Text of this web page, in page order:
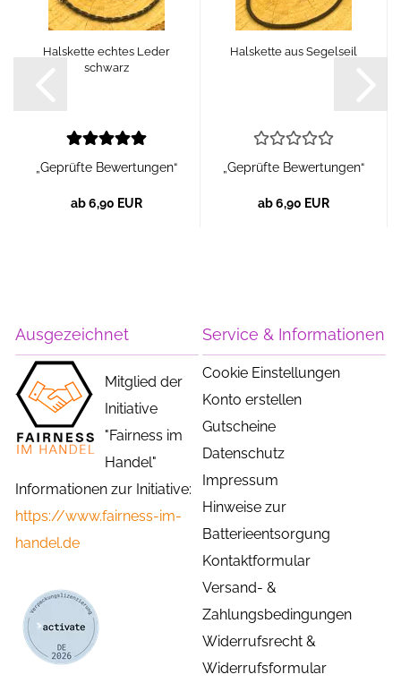
Halskette echtes Leder
schwarz
„Geprüfte Bewertungen“
ab 6,90 EUR
Halskette aus Segelseil
„Geprüfte Bewertungen“
ab 6,90 EUR
Ausgezeichnet
Mitglied der
Initiative
"Fairness im
Handel"
Informationen zur Initiative:
https://www.fairness-im-
handel.de
Service & Informationen
Cookie Einstellungen
Konto erstellen
Gutscheine
Datenschutz
Impressum
Hinweise zur
Batterieentsorgung
Kontaktformular
Versand- &
Zahlungsbedingungen
Widerrufsrecht &
Widerrufsformular